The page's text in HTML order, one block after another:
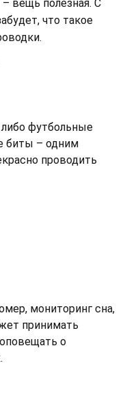
вещь полезная. С
что такое
футбольные
биты – одним
проводить
мониторинг сна,
принимать
о